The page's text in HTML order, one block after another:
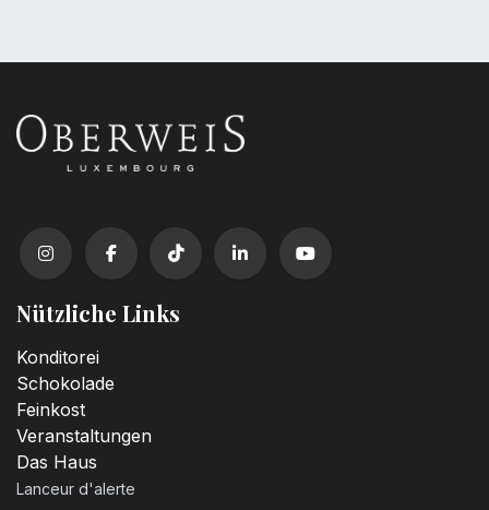
Nützliche Links
Konditorei
Schokolade
Feinkost
Veranstaltungen
Das Haus
Lanceur d'alerte